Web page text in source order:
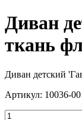
Диван
ткань
Диван детский
Артикул: 10036-